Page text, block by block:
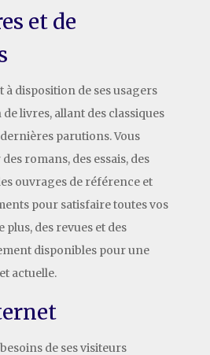
et de
à disposition de ses usagers
livres, allant des classiques
parutions. Vous
romans, des essais, des
ouvrages de référence et
pour satisfaire toutes vos
plus, des revues et des
disponibles pour une
actuelle.
de ses visiteurs